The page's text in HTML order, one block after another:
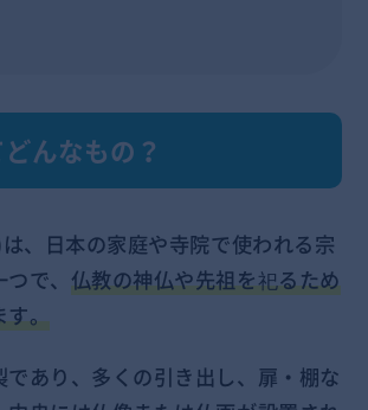
んなもの？
、日本の家庭や寺院で使われる宗
で、 仏教の神仏や先祖を祀るため
す。
であり、多くの引き出し、扉・棚な